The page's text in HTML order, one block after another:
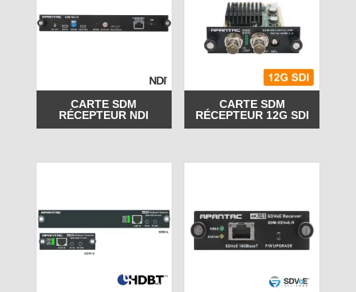
CARTE SDM
RÉCEPTEUR NDI
CARTE SDM
RÉCEPTEUR 12G SDI